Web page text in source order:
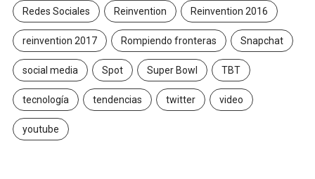
Redes Sociales Reinvention Reinvention 2016
reinvention 2017 Rompiendo fronteras Snapchat
social media Spot Super Bowl TBT
tecnología tendencias twitter video
youtube